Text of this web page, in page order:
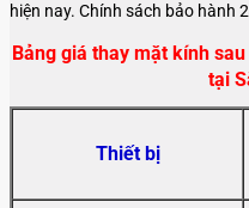
hiện nay. Chính sách bảo hành
Bảng giá thay mặt kính
tại
Thiết bị